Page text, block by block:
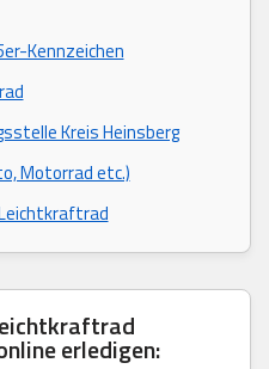
Kennzeichen
Kreis Heinsberg
Motorrad etc.)
erledigen: